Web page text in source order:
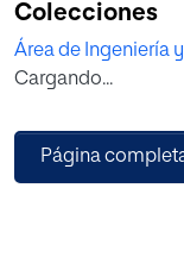
una aplicación
conformidad de
con el sistema. Se
personas que
para aprender a
Colecciones
Área de Ingeniería
Cargando...
Página